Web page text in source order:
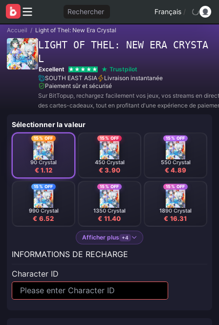
Rechercher Français /
Accueil / Light of Thel: New Era Crystal
LIGHT OF THEL: NEW ERA CRYSTA
L
Excellent
Trustpilot
SOUTH EAST ASIA
Livraison instantanée
Paiement sûr et sécurisé
Sur BitTopup, rechargez facilement vos jeux, vos streams en
des cartes-cadeaux, tout en profitant d'une expérience de
Sélectionner la valeur
15% OFF
90 Crystal
€ 1.12
15% OFF
450 Crystal
€ 3.90
15% OFF
550 Crystal
€ 4.89
15% OFF
990 Crystal
€ 6.52
15% OFF
1350 Crystal
€ 11.40
15% OFF
1890 Crystal
€ 16.31
Afficher plus +4
INFORMATIONS DE RECHARGE
Character ID